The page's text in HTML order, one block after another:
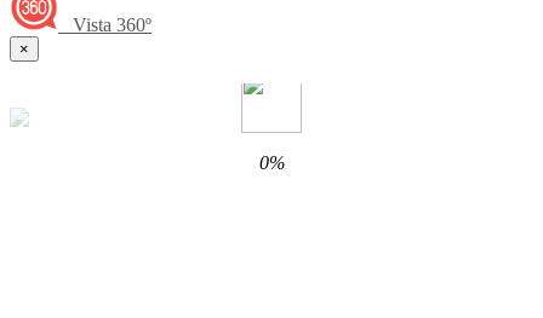
Vista 360º
×